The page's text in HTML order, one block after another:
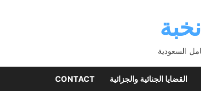
السعودية
القضايا الجنائية والجزائية CONTACT